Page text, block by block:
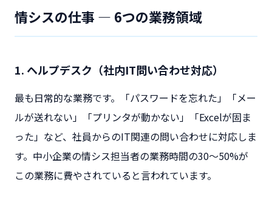
情シスの仕事 — 6つの業務領域
1. ヘルプデスク（社内IT問い合わせ対応）
最も日常的な業務です。「パスワードを忘れた」「メー
ルが送れない」「プリンタが動かない」「Excelが固ま
った」など、社員からのIT関連の問い合わせに対応しま
す。中小企業の情シス担当者の業務時間の30〜50%が
この業務に費やされていると言われています。